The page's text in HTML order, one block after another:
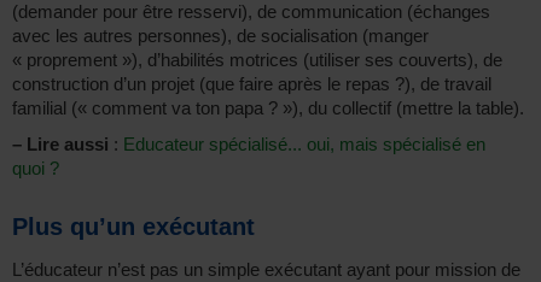
(demander pour être resservi), de communication (échanges
avec les autres personnes), de socialisation (manger
« proprement »), d’habilités motrices (utiliser ses couverts), de
construction d’un projet (que faire après le repas ?), de travail
familial (« comment va ton papa ? »), du collectif (mettre la table).
– Lire aussi : Educateur spécialisé... oui, mais spécialisé en
quoi ?
Plus qu’un exécutant
L’éducateur n’est pas un simple exécutant ayant pour mission de